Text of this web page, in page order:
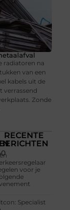
radiatoren na
van een
kabels uit de
verrassend
Zonde
RECENTE
voor je
Specialist